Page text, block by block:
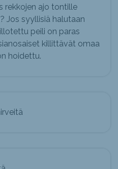
rekkojen ajo tontille
Jos syyllisiä halutaan
peili on paras
killittävät omaa
hoidettu.